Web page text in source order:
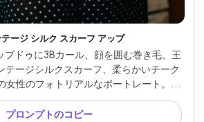
ージ シルク スカーフ アップ
プドゥに3Bカール、顔を囲む巻き毛、王
テージシルクスカーフ、柔らかいチーク
女性のフォトリアルなポートレート。水
パールのスタッドを着ています。暖かい
キッチン。ソフトキー付きのタングステ
プロンプトのコピー